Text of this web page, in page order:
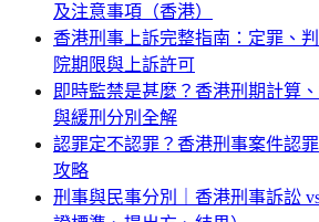
及注意事項（香港）
香港刑事上訴完整指南：定罪、
院期限與上訴許可
即時監禁是甚麼？香港刑期計算
與緩刑分別全解
認罪定不認罪？香港刑事案件認
攻略
刑事與民事分別｜香港刑事訴訟